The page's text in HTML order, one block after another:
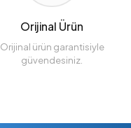
Orijinal Ürün
Orijinal ürün garantisiyle
güvendesiniz.